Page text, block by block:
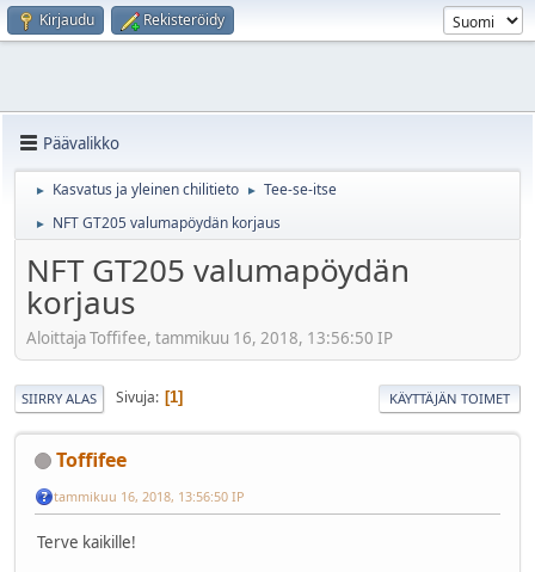
Kirjaudu Rekisteröidy
Päävalikko
► Kasvatus ja yleinen chilitieto ► Tee-se-itse
► NFT GT205 valumapöydän korjaus
NFT GT205 valumapöydän
korjaus
Aloittaja Toffifee, tammikuu 16, 2018, 13:56:50 IP
SIIRRY ALAS Sivuja 1 KÄYTTÄJÄN TOIMET
Toffifee
tammikuu 16, 2018, 13:56:50 IP
Terve kaikille!